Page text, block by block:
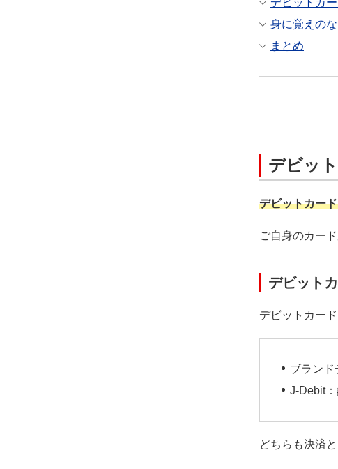
デビットカ
身に覚えの
まとめ
デビッ
デビットカー
ご自身のカー
デビット
デビットカー
ブラン
J-Debit
どちらも決済